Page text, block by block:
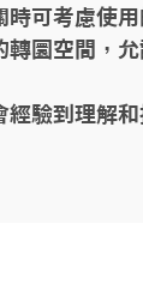
可考慮使用
圜空間，
驗到理解